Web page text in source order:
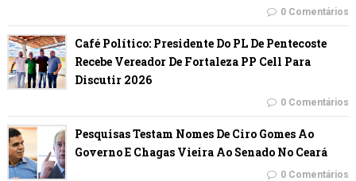
0 Comentários
Café Político: Presidente Do PL De Pentecoste
Recebe Vereador De Fortaleza PP Cell Para
Discutir 2026
0 Comentários
Pesquisas Testam Nomes De Ciro Gomes Ao
Governo E Chagas Vieira Ao Senado No Ceará
0 Comentários